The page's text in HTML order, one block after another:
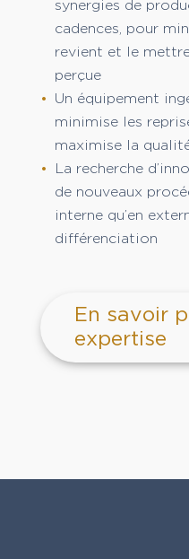
synergies de
cadences, pour
revient et le
perçue
Un équipement
minimise les
maximise la
La recherche
de nouveaux
interne qu’en
différenciation
En savoir
expertise